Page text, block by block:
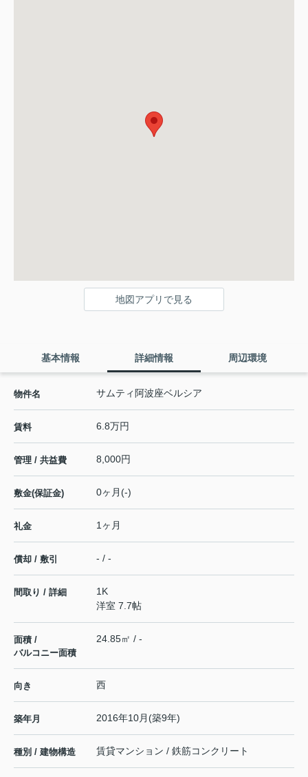
地図アプリで見る
基本情報 詳細情報 周辺環境
物件名 サムティ阿波座ベルシア
賃料 6.8万円
管理 / 共益費 8,000円
敷金(保証金) 0ヶ月(-)
礼金 1ヶ月
償却 / 敷引 - / -
間取り / 詳細
1K
洋室 7.7帖
面積 /
バルコニー面積
24.85㎡ / -
向き 西
築年月 2016年10月(築9年)
種別 / 建物構造 賃貸マンション / 鉄筋コンクリート